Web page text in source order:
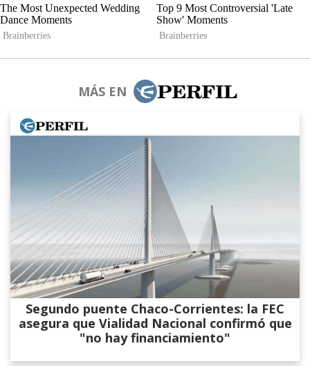
MÁS EN
Segundo puente Chaco-Corrientes: la FEC
asegura que Vialidad Nacional confirmó que
"no hay financiamiento"